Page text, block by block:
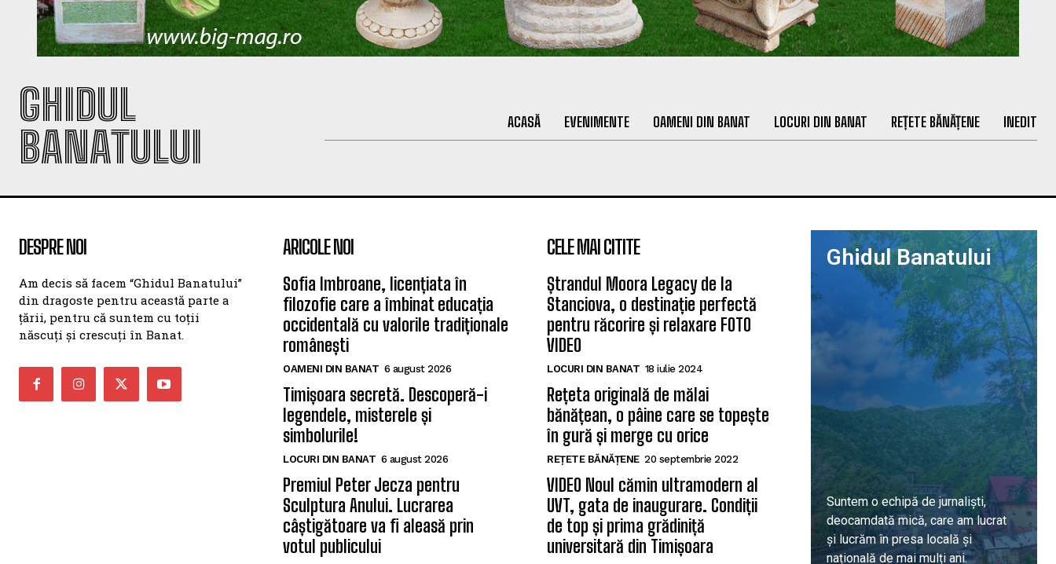
GHIDUL
BANATULUI
ACASĂ EVENIMENTE OAMENI DIN BANAT LOCURI DIN BANAT REȚETE BĂNĂȚENE INEDIT
DESPRE NOI
Am decis să facem “Ghidul Banatului”
din dragoste pentru această parte a
țării, pentru că suntem cu toții
născuți și crescuți în Banat.
ARICOLE NOI
Sofia Imbroane, licențiata în
filozofie care a îmbinat educația
occidentală cu valorile tradiționale
românești
OAMENI DIN BANAT 6 august 2026
Timișoara secretă. Descoperă-i
legendele, misterele și
simbolurile!
LOCURI DIN BANAT 6 august 2026
Premiul Peter Jecza pentru
Sculptura Anului. Lucrarea
câștigătoare va fi aleasă prin
votul publicului
CELE MAI CITITE
Ștrandul Moora Legacy de la
Stanciova, o destinație perfectă
pentru răcorire și relaxare FOTO
VIDEO
LOCURI DIN BANAT 18 iulie 2024
Rețeta originală de mălai
bănățean, o pâine care se topește
în gură și merge cu orice
REȚETE BĂNĂȚENE 20 septembrie 2022
VIDEO Noul cămin ultramodern al
UVT, gata de inaugurare. Condiții
de top și prima grădiniță
universitară din Timișoara
Ghidul Banatului
Suntem o echipă de jurnaliști,
deocamdată mică, care am lucrat
și lucrăm în presa locală și
națională de mai mulți ani.